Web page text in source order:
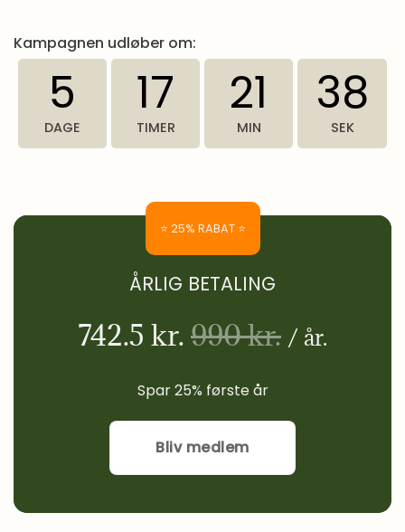
Kampagnen udløber om:
5
DAGE
17
TIMER
21
MIN
38
SEK
⭐ 25% RABAT ⭐
ÅRLIG BETALING
742.5 kr.990 kr. / år.
Spar 25% første år
Bliv medlem